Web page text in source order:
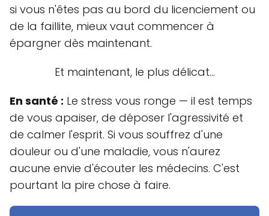
si vous n'êtes pas au bord du licenciement ou
de la faillite, mieux vaut commencer à
épargner dès maintenant.
Et maintenant, le plus délicat…
En santé : Le stress vous ronge — il est temps
de vous apaiser, de déposer l'agressivité et
de calmer l'esprit. Si vous souffrez d'une
douleur ou d'une maladie, vous n'aurez
aucune envie d'écouter les médecins. C'est
pourtant la pire chose à faire.